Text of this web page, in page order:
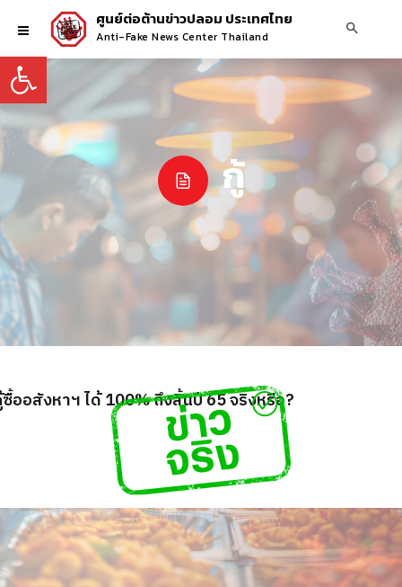
Open toolbar
ศูนย์ต่อต้านข่าวปลอม ประเทศไทย
Anti-Fake News Center Thailand
กู้
ออสังหาฯ ได้ 100% ถึงสิ้นปี 65 จริงหรือ?